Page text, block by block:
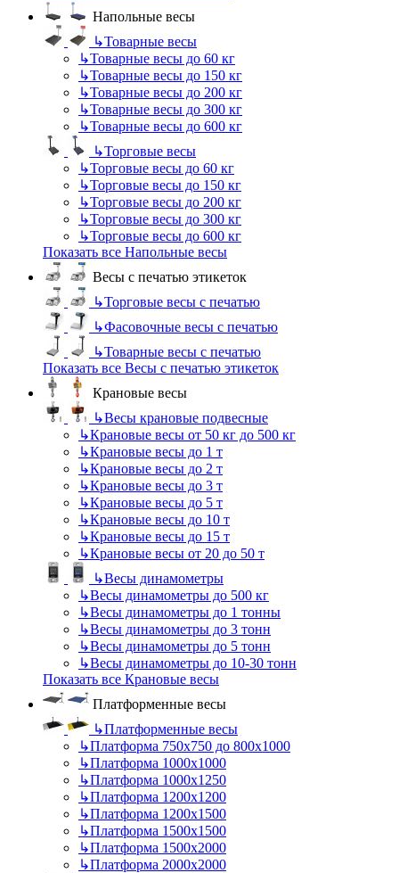
Напольные весы
↳Товарные весы
↳Товарные весы до 60 кг
↳Товарные весы до 150 кг
↳Товарные весы до 200 кг
↳Товарные весы до 300 кг
↳Товарные весы до 600 кг
↳Торговые весы
↳Торговые весы до 60 кг
↳Торговые весы до 150 кг
↳Торговые весы до 200 кг
↳Торговые весы до 300 кг
↳Торговые весы до 600 кг
Показать все Напольные весы
Весы с печатью этикеток
↳Торговые весы с печатью
↳Фасовочные весы с печатью
↳Товарные весы с печатью
Показать все Весы с печатью этикеток
Крановые весы
↳Весы крановые подвесные
↳Крановые весы от 50 кг до 500 кг
↳Крановые весы до 1 т
↳Крановые весы до 2 т
↳Крановые весы до 3 т
↳Крановые весы до 5 т
↳Крановые весы до 10 т
↳Крановые весы до 15 т
↳Крановые весы от 20 до 50 т
↳Весы динамометры
↳Весы динамометры до 500 кг
↳Весы динамометры до 1 тонны
↳Весы динамометры до 3 тонн
↳Весы динамометры до 5 тонн
↳Весы динамометры до 10-30 тонн
Показать все Крановые весы
Платформенные весы
↳Платформенные весы
↳Платформа 750х750 до 800х1000
↳Платформа 1000х1000
↳Платформа 1000х1250
↳Платформа 1200х1200
↳Платформа 1200х1500
↳Платформа 1500х1500
↳Платформа 1500х2000
↳Платформа 2000х2000